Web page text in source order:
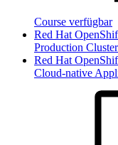
Course verfügbar
Red Hat
Production
Red Hat
Cloud-native